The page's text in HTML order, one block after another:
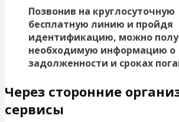
Позвонив на круглосуточную
бесплатную линию и пройдя
идентификацию, можно
необходимую информацию о
задолженности и сроках
Через сторонние
сервисы